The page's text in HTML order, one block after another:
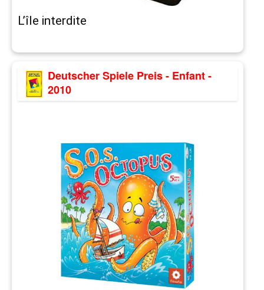
L’île interdite
Deutscher Spiele Preis - Enfant -
2010